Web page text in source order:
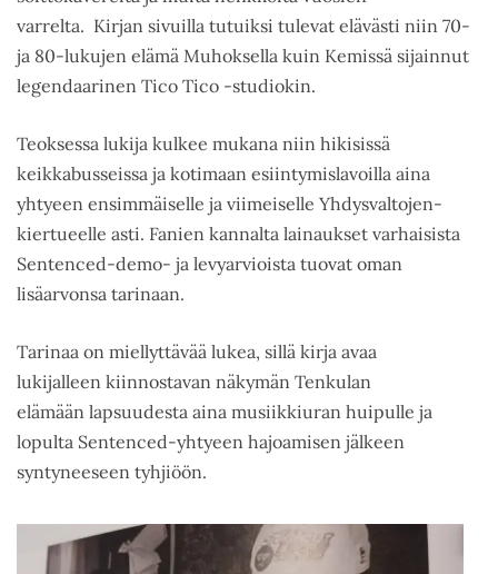
varrelta. Kirjan sivuilla tutuiksi tulevat elävästi niin 70-
ja 80-lukujen elämä Muhoksella kuin Kemissä sijainnut
legendaarinen Tico Tico -studiokin.
Teoksessa lukija kulkee mukana niin hikisissä
keikkabusseissa ja kotimaan esiintymislavoilla aina
yhtyeen ensimmäiselle ja viimeiselle Yhdysvaltojen-
kiertueelle asti. Fanien kannalta lainaukset varhaisista
Sentenced-demo- ja levyarvioista tuovat oman
lisäarvonsa tarinaan.
Tarinaa on miellyttävää lukea, sillä kirja avaa
lukijalleen kiinnostavan näkymän Tenkulan
elämään lapsuudesta aina musiikkiuran huipulle ja
lopulta Sentenced-yhtyeen hajoamisen jälkeen
syntyneeseen tyhjiöön.